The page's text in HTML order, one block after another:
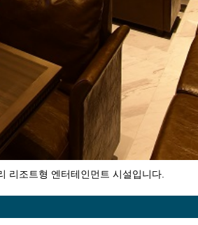
리조트형 엔터테인먼트 시설입니다.